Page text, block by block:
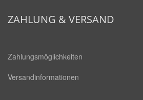
square
ZAHLUNG & VERSAND
Zahlungsmöglichkeiten
Versandinformationen